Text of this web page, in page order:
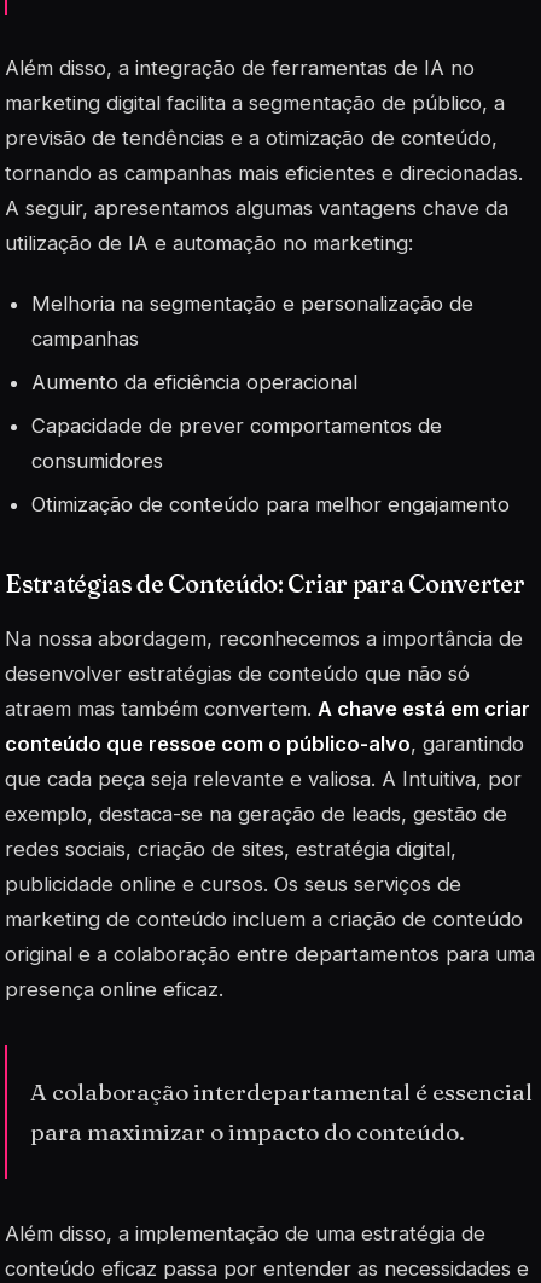
Além disso, a integração de ferramentas de IA no
marketing digital facilita a segmentação de público, a
previsão de tendências e a otimização de conteúdo,
tornando as campanhas mais eficientes e direcionadas.
A seguir, apresentamos algumas vantagens chave da
utilização de IA e automação no marketing:
Melhoria na segmentação e personalização de
campanhas
Aumento da eficiência operacional
Capacidade de prever comportamentos de
consumidores
Otimização de conteúdo para melhor engajamento
Estratégias de Conteúdo: Criar para Converter
Na nossa abordagem, reconhecemos a importância de
desenvolver estratégias de conteúdo que não só
atraem mas também convertem. A chave está em criar
conteúdo que ressoe com o público-alvo, garantindo
que cada peça seja relevante e valiosa. A Intuitiva, por
exemplo, destaca-se na geração de leads, gestão de
redes sociais, criação de sites, estratégia digital,
publicidade online e cursos. Os seus serviços de
marketing de conteúdo incluem a criação de conteúdo
original e a colaboração entre departamentos para uma
presença online eficaz.
A colaboração interdepartamental é essencial
para maximizar o impacto do conteúdo.
Além disso, a implementação de uma estratégia de
conteúdo eficaz passa por entender as necessidades e